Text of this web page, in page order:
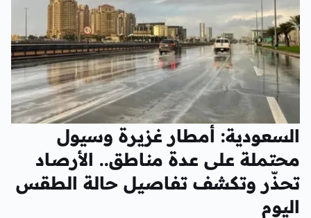
السعودية: أمطار غزيرة وسيول
محتملة على عدة مناطق.. الأرصاد
تحذّر وتكشف تفاصيل حالة الطقس
اليوم